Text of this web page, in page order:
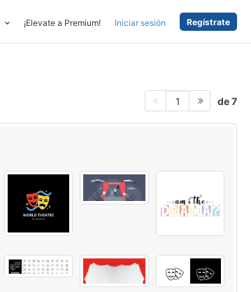
¡Elevate a Premium! Iniciar sesión Regístrate
1 de 7